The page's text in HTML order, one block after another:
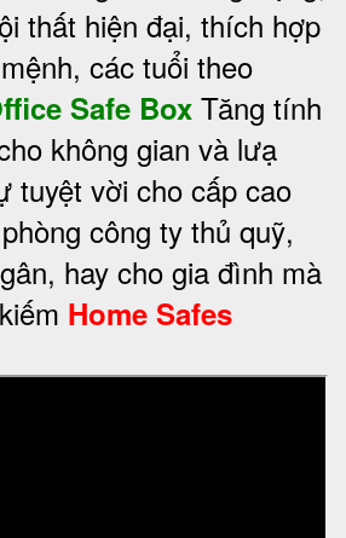
thất hiện đại, thích hợp
các tuổi theo
Safe Box Tăng tính
không gian và lưạ
tuyệt vời cho cấp cao
công ty thủ quỹ,
hay cho gia đình mà
Home Safes